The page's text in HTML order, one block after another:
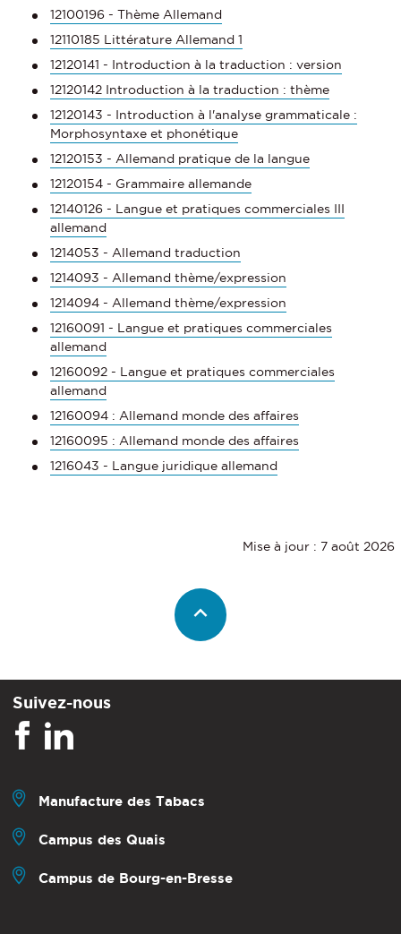
12100196 - Thème Allemand
12110185 Littérature Allemand 1
12120141 - Introduction à la traduction : version
12120142 Introduction à la traduction : thème
12120143 - Introduction à l'analyse grammaticale :
Morphosyntaxe et phonétique
12120153 - Allemand pratique de la langue
12120154 - Grammaire allemande
12140126 - Langue et pratiques commerciales III
allemand
1214053 - Allemand traduction
1214093 - Allemand thème/expression
1214094 - Allemand thème/expression
12160091 - Langue et pratiques commerciales
allemand
12160092 - Langue et pratiques commerciales
allemand
12160094 : Allemand monde des affaires
12160095 : Allemand monde des affaires
1216043 - Langue juridique allemand
Mise à jour : 7 août 2026
Suivez-nous
Manufacture des Tabacs
Campus des Quais
Campus de Bourg-en-Bresse